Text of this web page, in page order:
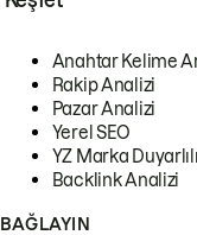
Anahtar Kelime
Rakip Analizi
Pazar Analizi
Yerel SEO
YZ Marka
Backlink Analizi